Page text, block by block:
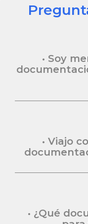
• Soy
• Viajo
• ¿Qué